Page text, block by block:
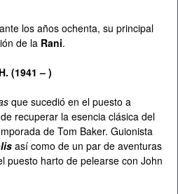
los años ochenta, su principal
de la Rani.
(1941 – )
que sucedió en el puesto a
recuperar la esencia clásica del
de Tom Baker. Guionista
así como de un par de aventuras
puesto harto de pelearse con John